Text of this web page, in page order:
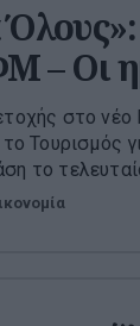
– Οι
στο
Τουρισμός
το